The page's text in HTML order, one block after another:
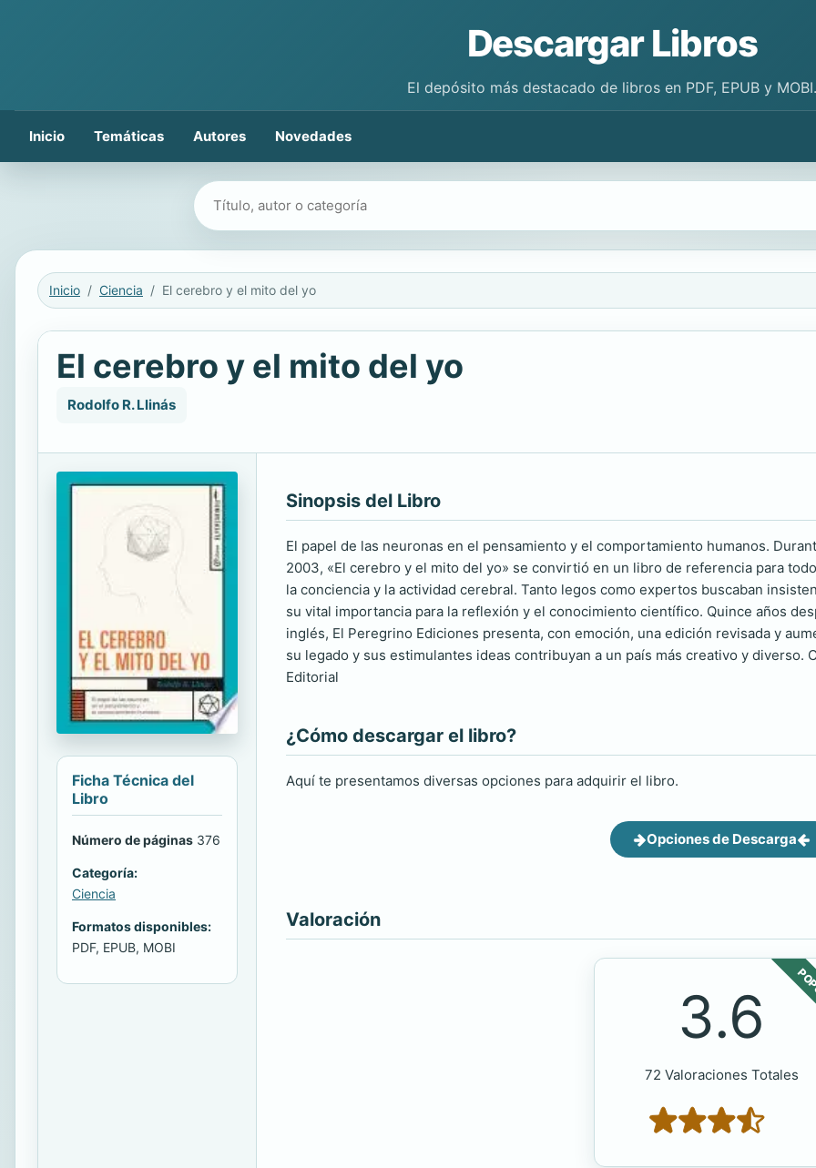
Descargar Libros
El depósito más destacado de libros en PDF, EPUB y MOBI.
Inicio Temáticas Autores Novedades
Buscar libros
Inicio Ciencia El cerebro y el mito del yo
El cerebro y el mito del yo
Rodolfo R. Llinás
Ficha Técnica del
Libro
Número de páginas 376
Categoría:
Ciencia
Formatos disponibles:
PDF, EPUB, MOBI
Sinopsis del Libro
El papel de las neuronas en el pensamiento y el comportamiento humanos.
2003, «El cerebro y el mito del yo» se convirtió en un libro de referencia para
la conciencia y la actividad cerebral. Tanto legos como expertos buscaban
su vital importancia para la reflexión y el conocimiento científico. Quince años
inglés, El Peregrino Ediciones presenta, con emoción, una edición revisada y
su legado y sus estimulantes ideas contribuyan a un país más creativo y diverso.
Editorial
¿Cómo descargar el libro?
Aquí te presentamos diversas opciones para adquirir el libro.
Opciones de Descarga
Valoración
3.6
72 Valoraciones Totales